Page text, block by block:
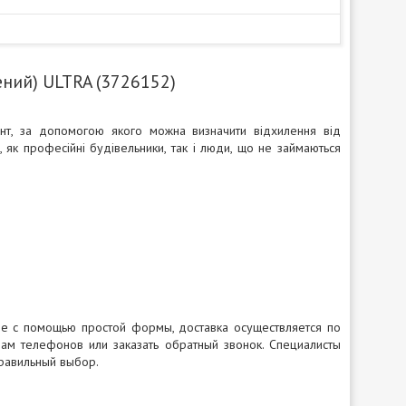
ULTRA (3726152)
за допомогою якого можна визначити відхилення від
як професійні будівельники, так і люди, що не займаються
с помощью простой формы, доставка осуществляется по
телефонов или заказать обратный звонок. Специалисты
выбор.